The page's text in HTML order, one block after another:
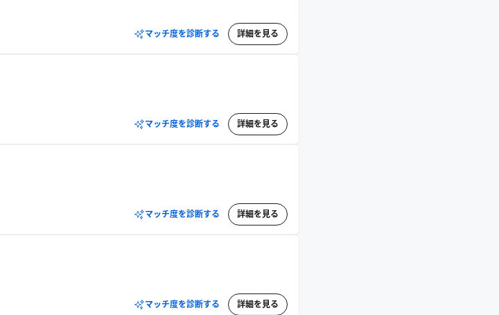
マッチ度を診断する 詳細を見る
マッチ度を診断する 詳細を見る
マッチ度を診断する 詳細を見る
マッチ度を診断する 詳細を見る